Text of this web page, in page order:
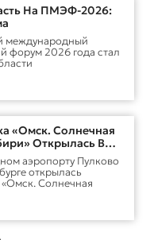
На ПМЭФ-2026:
международный
форум 2026 года стал
«Омск. Солнечная
Открылась В
аэропорту Пулково
открылась
Солнечная